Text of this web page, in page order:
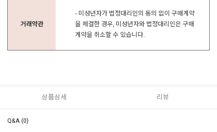
거래약관
- 미성년자가 법정대리인의 동의 없이 구매계약
을 체결한 경우, 미성년자와 법정대리인은 구매
계약을 취소할 수 있습니다.
상품상세 리뷰
Q&A (0)